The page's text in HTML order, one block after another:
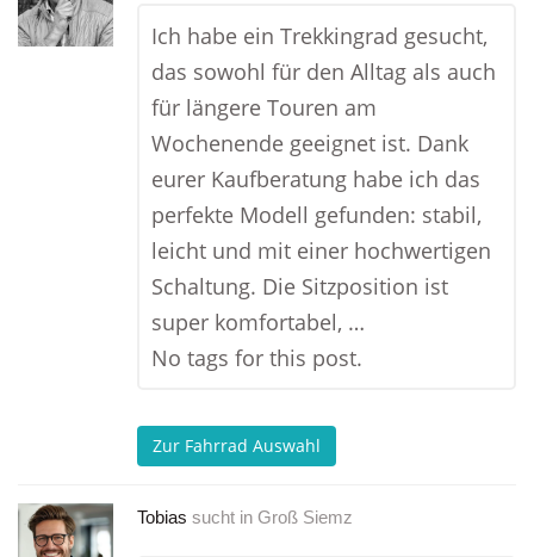
Ich habe ein Trekkingrad gesucht,
das sowohl für den Alltag als auch
für längere Touren am
Wochenende geeignet ist. Dank
eurer Kaufberatung habe ich das
perfekte Modell gefunden: stabil,
leicht und mit einer hochwertigen
Schaltung. Die Sitzposition ist
super komfortabel, …
No tags for this post.
Zur Fahrrad Auswahl
Tobias sucht in Groß Siemz